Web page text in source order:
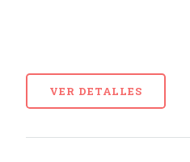
VER DETALLES